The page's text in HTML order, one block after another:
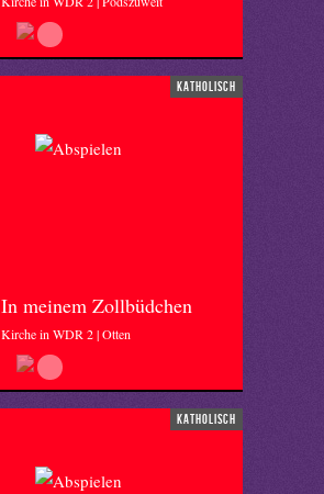
katholisch
In meinem Zollbüdchen
Kirche in WDR 2 | Otten
katholisch